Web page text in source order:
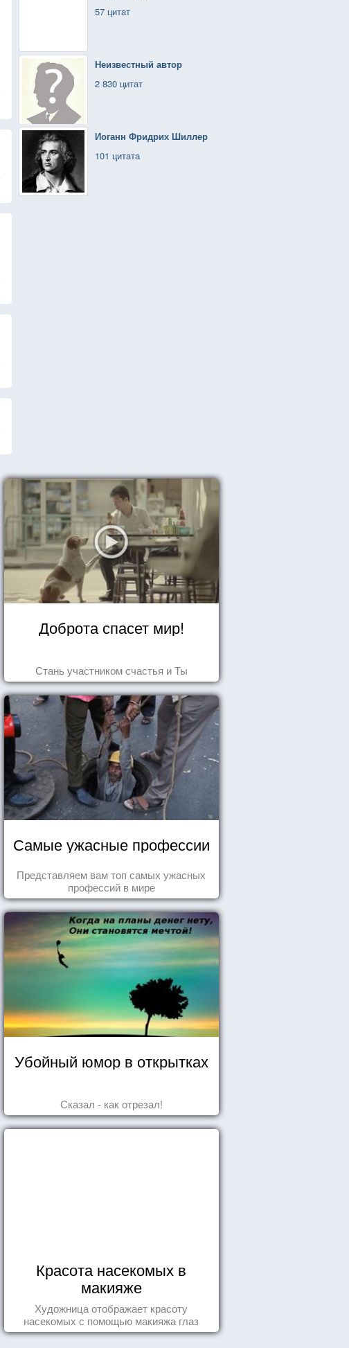
57 цитат
Неизвестный автор
2 830 цитат
Иоганн Фридрих Шиллер
101 цитата
Доброта спасет мир!
Стань участником счастья и Ты
Самые ужасные профессии
Представляем вам топ самых ужасных
профессий в мире
Убойный юмор в открытках
Сказал - как отрезал!
Красота насекомых в
макияже
Художница отображает красоту
насекомых с помощью макияжа глаз